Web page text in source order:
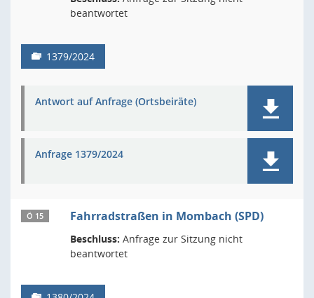
beantwortet
1379/2024
Antwort auf Anfrage (Ortsbeiräte)
Anfrage 1379/2024
Ö 15 Fahrradstraßen in Mombach (SPD)
Beschluss: Anfrage zur Sitzung nicht
beantwortet